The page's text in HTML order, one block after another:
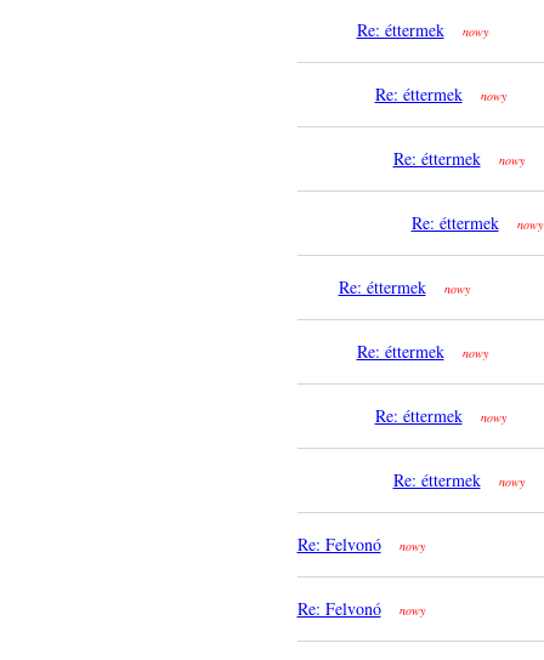
Re: éttermek nowy
Re: éttermek nowy
Re: éttermek nowy
Re: éttermek nowy
Re: éttermek nowy
Re: éttermek nowy
Re: éttermek nowy
Re: éttermek nowy
Re: Felvonó nowy
Re: Felvonó nowy